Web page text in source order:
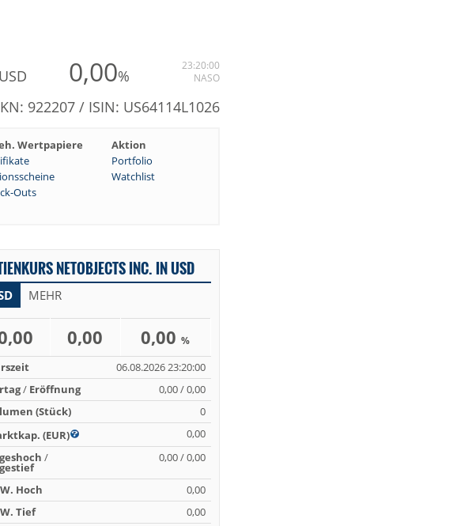
USD 0,00%
23:20:00
NASO
922207 / ISIN: US64114L1026
Wertpapiere
Aktion
Portfolio
Watchlist
Outs
NETOBJECTS INC. IN USD
MEHR
0,00 0,00%
06.08.2026 23:20:00
/ Eröffnung
0,00 / 0,00
(Stück)
0
(EUR)
0,00
/ 0,00 / 0,00
Hoch
0,00
Tief
0,00